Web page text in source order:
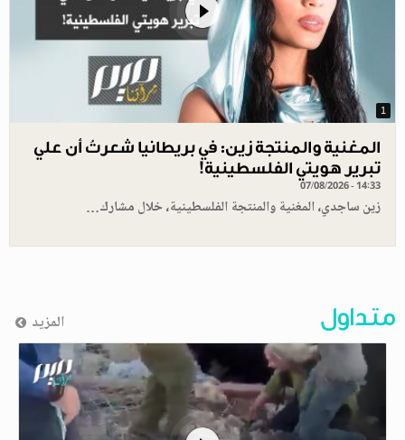
1
المغنية والمنتجة زين: في بريطانيا شعرتُ أن علي
تبرير هويتي الفلسطينية!
07/08/2026 - 14:33
زين ساجدي، المغنية والمنتجة الفلسطينية، خلال مشارك…
متداول المزيد